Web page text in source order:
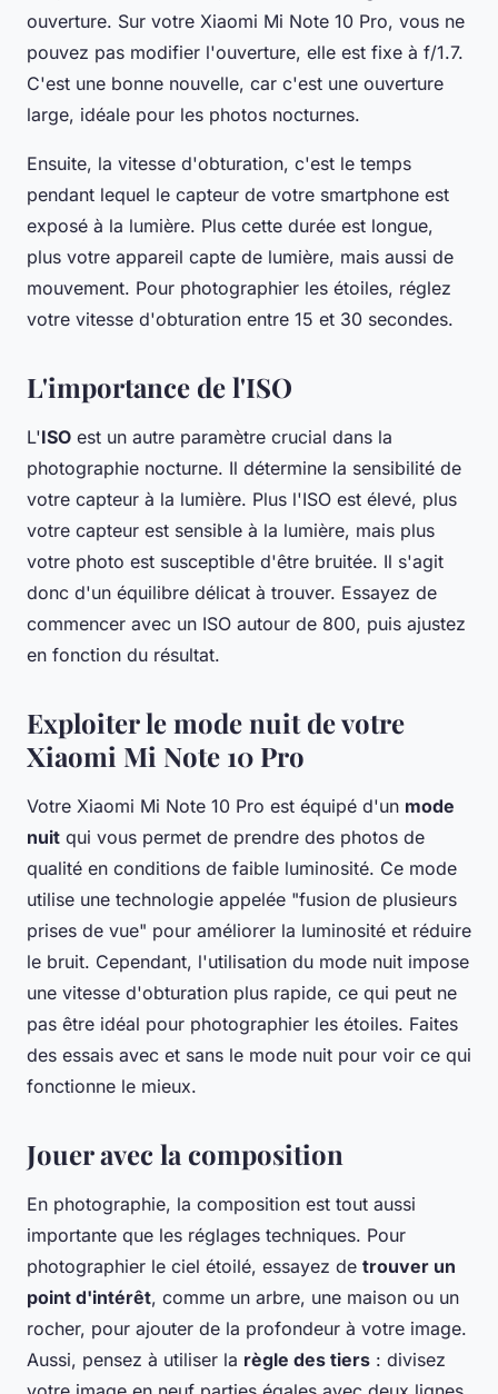
ouverture. Sur votre Xiaomi Mi Note 10 Pro, vous ne
pouvez pas modifier l'ouverture, elle est fixe à f/1.7.
C'est une bonne nouvelle, car c'est une ouverture
large, idéale pour les photos nocturnes.
Ensuite, la vitesse d'obturation, c'est le temps
pendant lequel le capteur de votre smartphone est
exposé à la lumière. Plus cette durée est longue,
plus votre appareil capte de lumière, mais aussi de
mouvement. Pour photographier les étoiles, réglez
votre vitesse d'obturation entre 15 et 30 secondes.
L'importance de l'ISO
L'ISO est un autre paramètre crucial dans la
photographie nocturne. Il détermine la sensibilité de
votre capteur à la lumière. Plus l'ISO est élevé, plus
votre capteur est sensible à la lumière, mais plus
votre photo est susceptible d'être bruitée. Il s'agit
donc d'un équilibre délicat à trouver. Essayez de
commencer avec un ISO autour de 800, puis ajustez
en fonction du résultat.
Exploiter le mode nuit de votre
Xiaomi Mi Note 10 Pro
Votre Xiaomi Mi Note 10 Pro est équipé d'un mode
nuit qui vous permet de prendre des photos de
qualité en conditions de faible luminosité. Ce mode
utilise une technologie appelée "fusion de plusieurs
prises de vue" pour améliorer la luminosité et réduire
le bruit. Cependant, l'utilisation du mode nuit impose
une vitesse d'obturation plus rapide, ce qui peut ne
pas être idéal pour photographier les étoiles. Faites
des essais avec et sans le mode nuit pour voir ce qui
fonctionne le mieux.
Jouer avec la composition
En photographie, la composition est tout aussi
importante que les réglages techniques. Pour
photographier le ciel étoilé, essayez de trouver un
point d'intérêt, comme un arbre, une maison ou un
rocher, pour ajouter de la profondeur à votre image.
Aussi, pensez à utiliser la règle des tiers : divisez